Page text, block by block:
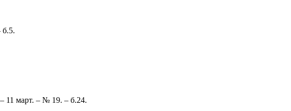
11 март. – № 19. – б.24.